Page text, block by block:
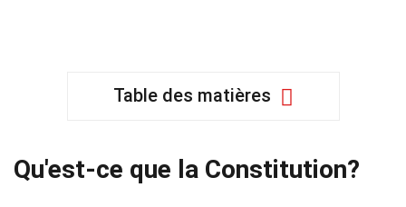
Table des matières
Qu'est-ce que la Constitution?